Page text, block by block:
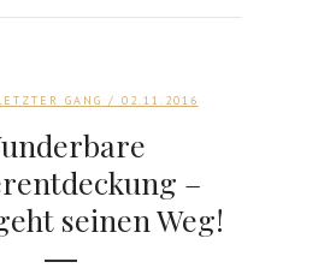
GANG / 02.11.2016
–
seinen Weg!